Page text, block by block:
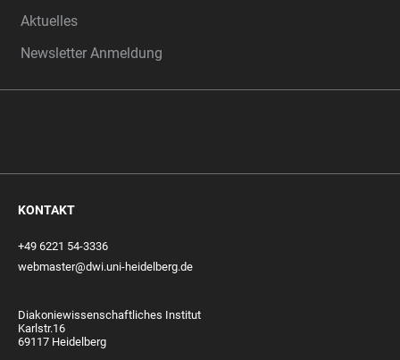
Aktuelles
Newsletter Anmeldung
KONTAKT
+49 6221 54-3336
webmaster@dwi.uni-heidelberg.de
Diakoniewissenschaftliches Institut
Karlstr.16
69117 Heidelberg